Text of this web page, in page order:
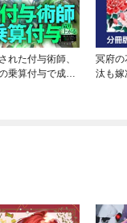
れた付与術師、
乗算付与で成り
冥府
汰も嫁